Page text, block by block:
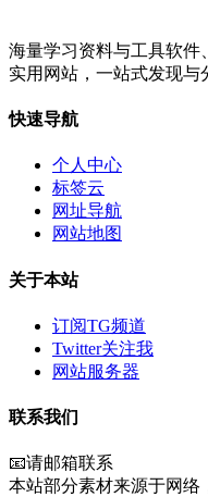
海量学习资料与工具软件
实用网站，一站式发现与
快速导航
个人中心
标签云
网址导航
网站地图
关于本站
订阅TG频道
Twitter关注我
网站服务器
联系我们
📧请邮箱联系
本站部分素材来源于网络